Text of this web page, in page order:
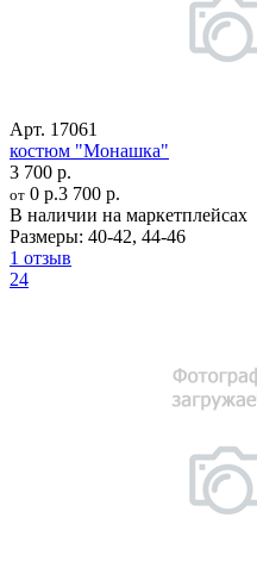
Арт. 17061
костюм "Монашка"
3 700 р.
от 0 р.3 700 р.
В наличии на маркетплейсах
Размеры: 40-42, 44-46
1 отзыв
24